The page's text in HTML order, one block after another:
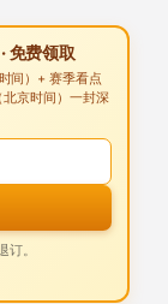
免费领取
间）+ 赛季看点
北京时间）一封深
订。